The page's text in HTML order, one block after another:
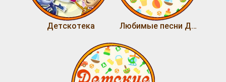
Детскотека Любимые песни Детворы